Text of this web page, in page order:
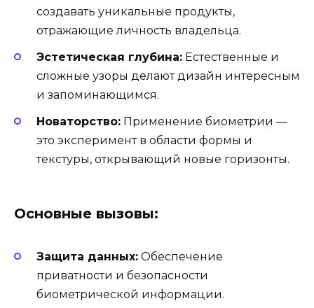
создавать уникальные продукты,
отражающие личность владельца.
Эстетическая глубина: Естественные и
сложные узоры делают дизайн интересным
и запоминающимся.
Новаторство: Применение биометрии —
это эксперимент в области формы и
текстуры, открывающий новые горизонты.
Основные вызовы:
Защита данных: Обеспечение
приватности и безопасности
биометрической информации.